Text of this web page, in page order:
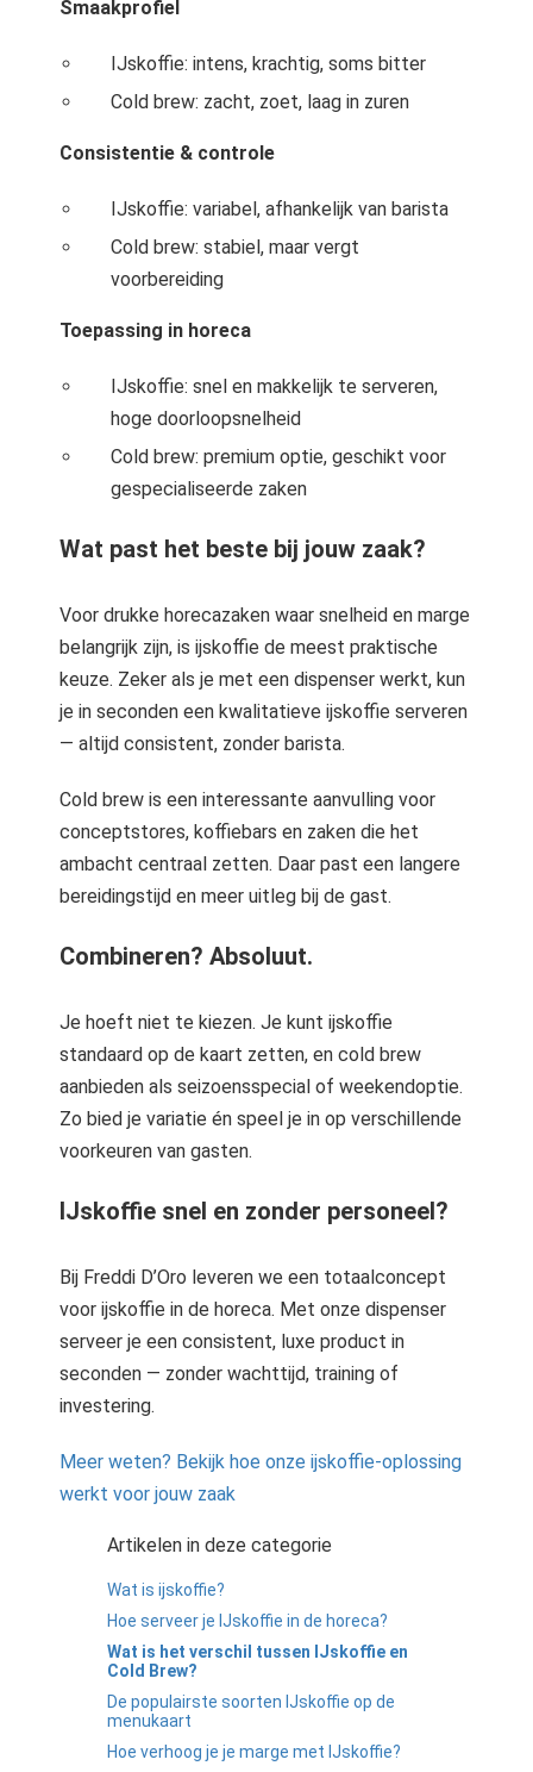
Smaakprofiel
IJskoffie: intens, krachtig, soms bitter
Cold brew: zacht, zoet, laag in zuren
Consistentie & controle
IJskoffie: variabel, afhankelijk van barista
Cold brew: stabiel, maar vergt
voorbereiding
Toepassing in horeca
IJskoffie: snel en makkelijk te serveren,
hoge doorloopsnelheid
Cold brew: premium optie, geschikt voor
gespecialiseerde zaken
Wat past het beste bij jouw zaak?
Voor drukke horecazaken waar snelheid en marge
belangrijk zijn, is ijskoffie de meest praktische
keuze. Zeker als je met een dispenser werkt, kun
je in seconden een kwalitatieve ijskoffie serveren
— altijd consistent, zonder barista.
Cold brew is een interessante aanvulling voor
conceptstores, koffiebars en zaken die het
ambacht centraal zetten. Daar past een langere
bereidingstijd en meer uitleg bij de gast.
Combineren? Absoluut.
Je hoeft niet te kiezen. Je kunt ijskoffie
standaard op de kaart zetten, en cold brew
aanbieden als seizoensspecial of weekendoptie.
Zo bied je variatie én speel je in op verschillende
voorkeuren van gasten.
IJskoffie snel en zonder personeel?
Bij Freddi D’Oro leveren we een totaalconcept
voor ijskoffie in de horeca. Met onze dispenser
serveer je een consistent, luxe product in
seconden — zonder wachttijd, training of
investering.
Meer weten? Bekijk hoe onze ijskoffie-oplossing
werkt voor jouw zaak
Artikelen in deze categorie
Wat is ijskoffie?
Hoe serveer je IJskoffie in de horeca?
Wat is het verschil tussen IJskoffie en
Cold Brew?
De populairste soorten IJskoffie op de
menukaart
Hoe verhoog je je marge met IJskoffie?